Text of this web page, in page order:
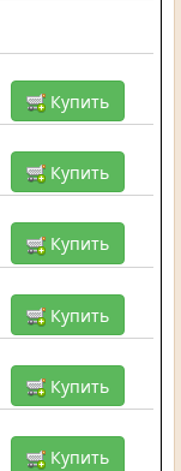
Купить
Купить
Купить
Купить
Купить
Купить